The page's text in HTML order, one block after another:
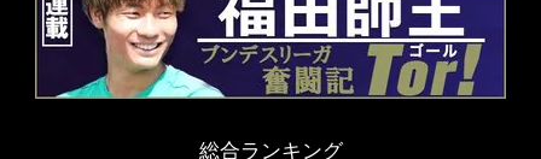
総合ランキング